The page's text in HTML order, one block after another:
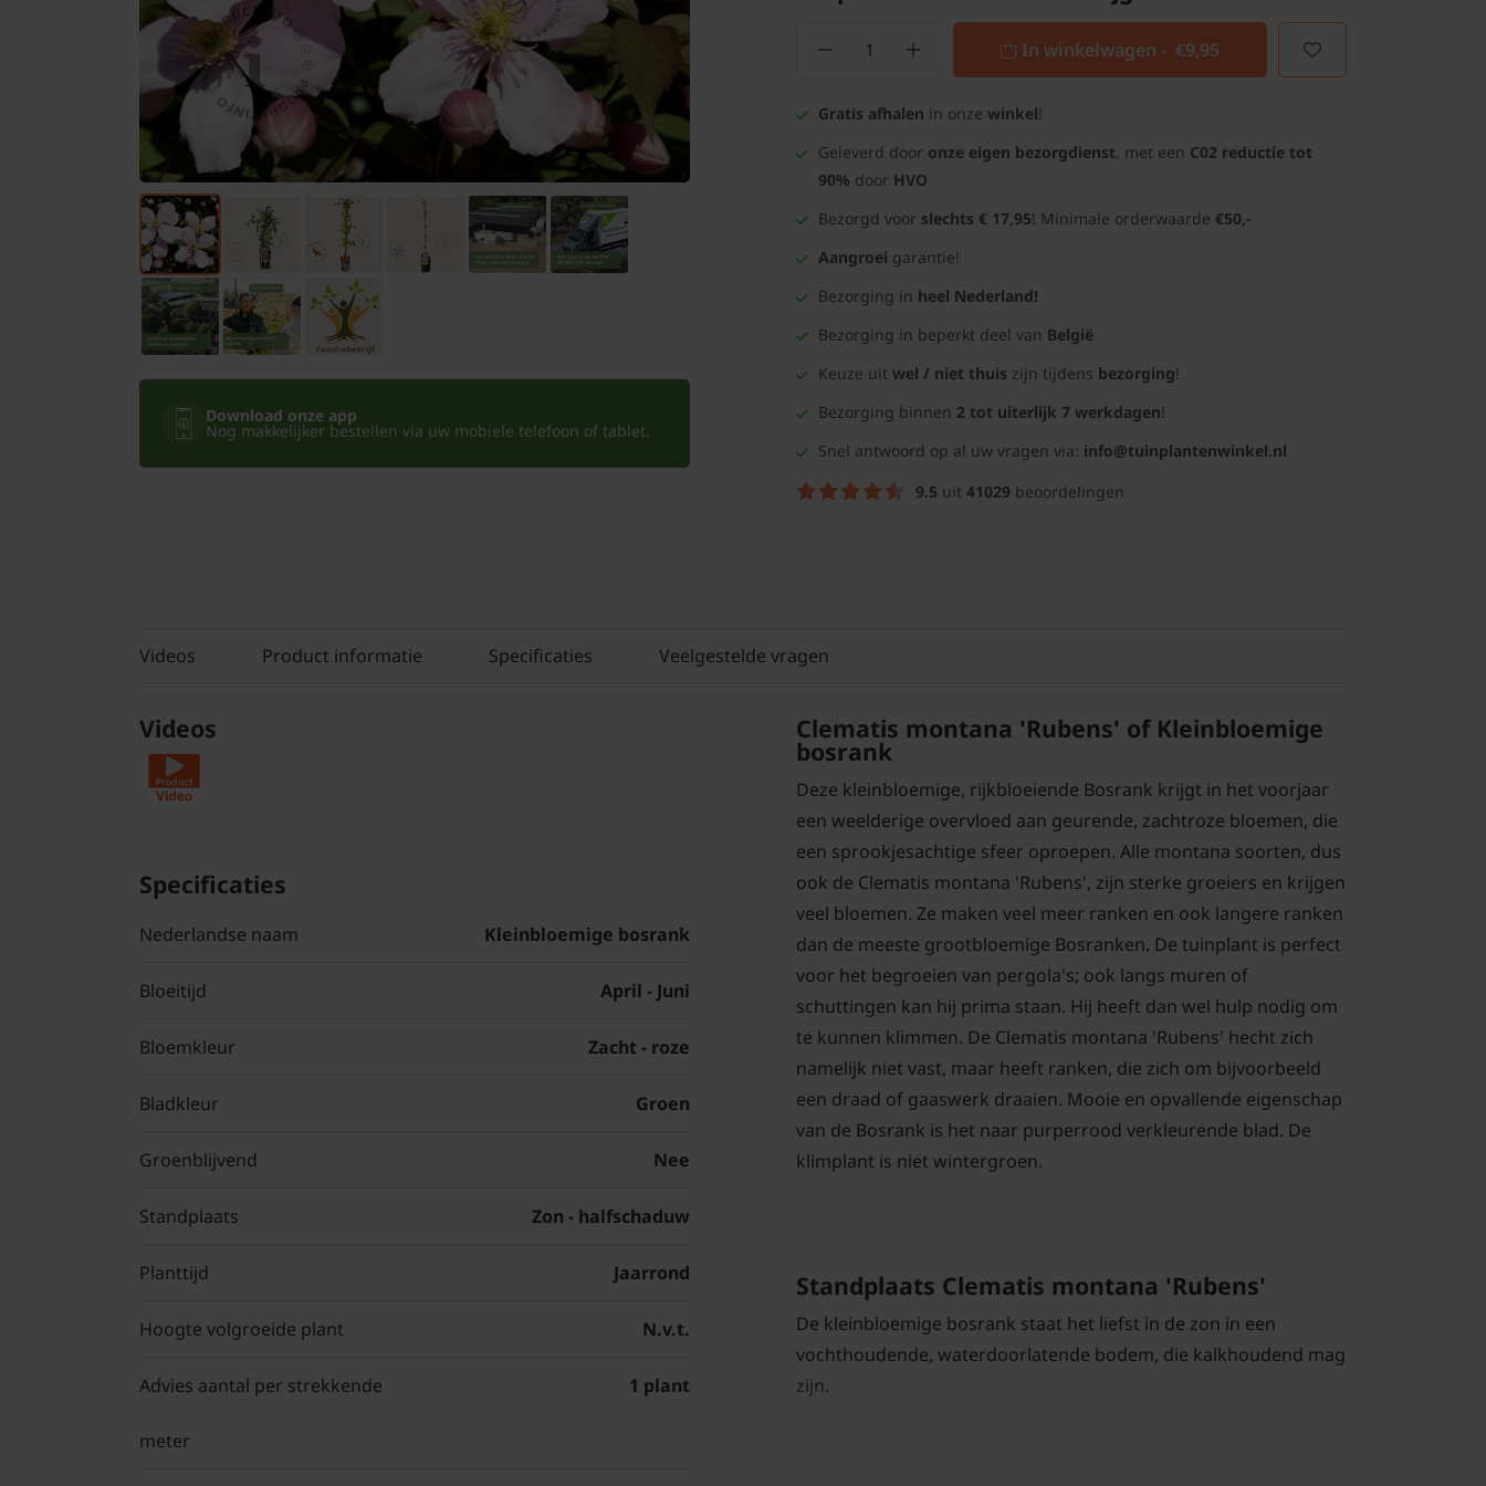
Bomen
Leibomen
Bloembollen
Tuinbenodigdheden
Kamerplanten
Bloempotten
Download onze app
Nog makkelijker bestellen via uw mobiele telefoon of tablet.
In winkelwagen - €9,95
Gratis afhalen in onze winkel!
Geleverd door onze eigen bezorgdienst, met een C02 reductie tot
90% door HVO
Bezorgd voor slechts € 17,95! Minimale orderwaarde €50,-
Aangroei garantie!
Bezorging in heel Nederland!
Bezorging in beperkt deel van België
Keuze uit wel / niet thuis zijn tijdens bezorging!
Bezorging binnen 2 tot uiterlijk 7 werkdagen!
Snel antwoord op al uw vragen via: info@tuinplantenwinkel.nl
9.5 uit 41029 beoordelingen
Videos Product informatie Specificaties Veelgestelde vragen
Videos
Specificaties
Nederlandse naam Kleinbloemige bosrank
Bloeitijd April - Juni
Bloemkleur Zacht - roze
Bladkleur Groen
Groenblijvend Nee
Standplaats Zon - halfschaduw
Planttijd Jaarrond
Hoogte volgroeide plant N.v.t.
Advies aantal per strekkende
meter
1 plant
Clematis montana 'Rubens' of Kleinbloemige
bosrank
Deze kleinbloemige, rijkbloeiende Bosrank krijgt in het voorjaar
een weelderige overvloed aan geurende, zachtroze bloemen, die
een sprookjesachtige sfeer oproepen. Alle montana soorten, dus
ook de Clematis montana 'Rubens', zijn sterke groeiers en krijgen
veel bloemen. Ze maken veel meer ranken en ook langere ranken
dan de meeste grootbloemige Bosranken. De tuinplant is perfect
voor het begroeien van pergola's; ook langs muren of
schuttingen kan hij prima staan. Hij heeft dan wel hulp nodig om
te kunnen klimmen. De Clematis montana 'Rubens' hecht zich
namelijk niet vast, maar heeft ranken, die zich om bijvoorbeeld
een draad of gaaswerk draaien. Mooie en opvallende eigenschap
van de Bosrank is het naar purperrood verkleurende blad. De
klimplant is niet wintergroen.
Standplaats Clematis montana 'Rubens'
De kleinbloemige bosrank staat het liefst in de zon in een
vochthoudende, waterdoorlatende bodem, die kalkhoudend mag
zijn.